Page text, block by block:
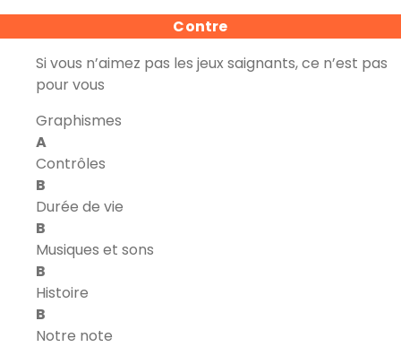
Contre
Si vous n’aimez pas les jeux saignants, ce n’est pas
pour vous
Graphismes
A
Contrôles
B
Durée de vie
B
Musiques et sons
B
Histoire
B
Notre note